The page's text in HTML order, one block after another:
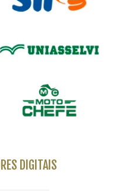
DIGITAIS